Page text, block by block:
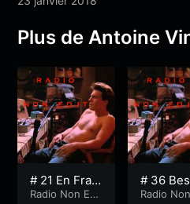
Plus de Antoine
# 21 En Fran
çais dans le
Radio Non Edi
# 36
festival
Radio